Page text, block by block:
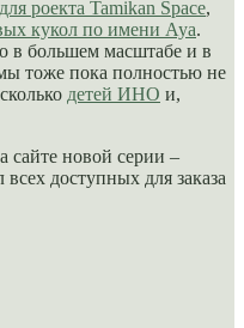
роекта Tamikan Space,
кукол по имени Ауа.
в большем масштабе и в
тоже пока полностью не
детей ИНО и,
сайте новой серии –
доступных для заказа